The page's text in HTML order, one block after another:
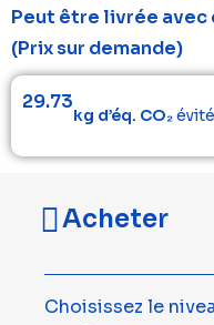
Peut être livrée
(Prix sur demande)
29.73
kg d’éq. CO₂
Acheter
Choisissez le